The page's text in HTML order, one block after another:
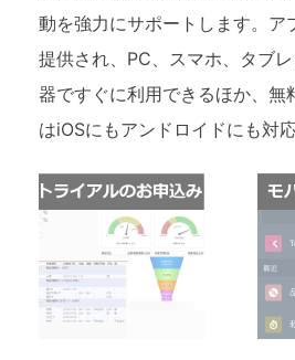
動を強力にサポートします。ア
提供され、PC、スマホ、タブ
器ですぐに利用できるほか、無
はiOSにもアンドロイドにも対